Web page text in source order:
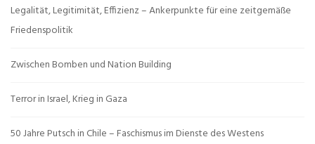
Legalität, Legitimität, Effizienz – Ankerpunkte für eine zeitgemäße
Friedenspolitik
Zwischen Bomben und Nation Building
Terror in Israel, Krieg in Gaza
50 Jahre Putsch in Chile – Faschismus im Dienste des Westens